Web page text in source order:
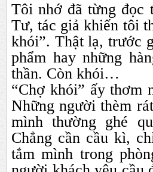
Tôi nhớ đã từng đọc
Tư, tác giả khiến tôi
khói”. Thật lạ, trước
phẩm hay những
thần. Còn khói…
“Chợ khói” ấy
Những người thèm
mình thường ghé
Chẳng cần cầu kì,
tắm mình trong